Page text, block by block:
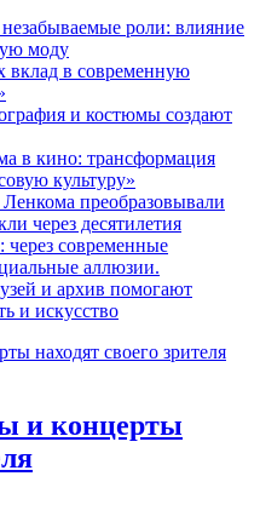
роли: влияние
моду
вклад в современную
и костюмы создают
в кино: трансформация
культуру»
преобразовывали
через десятилетия
через современные
аллюзии.
и архив помогают
и искусство
и концерты